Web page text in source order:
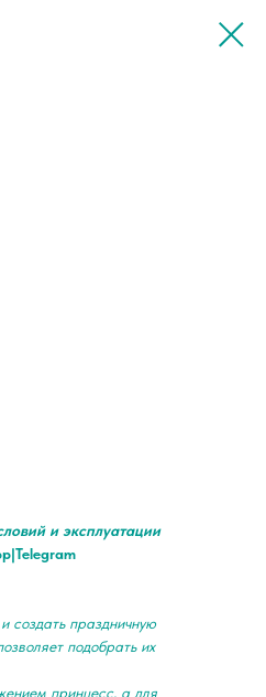
и эксплуатации
создать праздничную
подобрать их
принцесс, а для